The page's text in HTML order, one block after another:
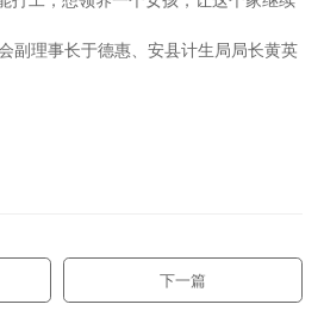
副理事长于德惠、安县计生局局长黄英
下一篇